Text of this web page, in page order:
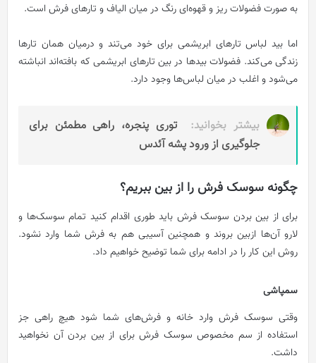
به صورت فضولات ریز و قهوه‌ای رنگ در میان الیاف و تارهای فرش است.
اما بید لباس تارهای ابریشمی برای خود می‌تند و درمیان همان تارها
زندگی می‌کند. فضولات بیدها در بین تارهای ابریشمی که بافته‌اند انباشته
می‌شود و اغلب در میان لباس‌ها وجود دارد.
بیشتر بخوانید:
توری پنجره، راهی مطمئن برای
جلوگیری از ورود پشه آئدس
چگونه سوسک فرش را از بین ببریم؟
برای از بین بردن سوسک فرش باید طوری اقدام کنید تمام سوسک‌ها و
لارو آن‌ها ازبین بروند و همچنین آسیبی هم به فرش شما وارد نشود.
روش این کار را در ادامه برای شما توضیح خواهیم داد.
سمپاشی
وقتی سوسک فرش وارد خانه و فرش‌های شما شود هیچ راهی جز
استفاده از سم مخصوص سوسک فرش برای از بین بردن آن نخواهید
داشت.